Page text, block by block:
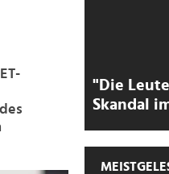
"Die
Skandal